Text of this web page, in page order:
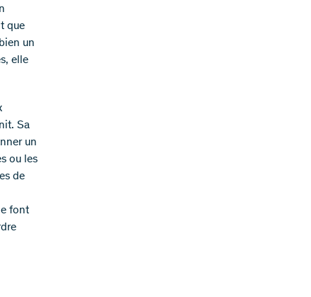
que
un
elle
Sa
un
ou les
de
font